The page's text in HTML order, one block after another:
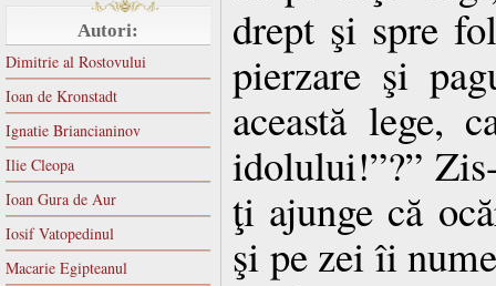
Autori:
Dimitrie al Rostovului
Ioan de Kronstadt
Ignatie Briancianinov
Ilie Cleopa
Ioan Gura de Aur
Iosif Vatopedinul
Macarie Egipteanul
drept şi spre
pierzare şi
această lege,
idolului!”?”
ţi ajunge că
şi pe zei îi